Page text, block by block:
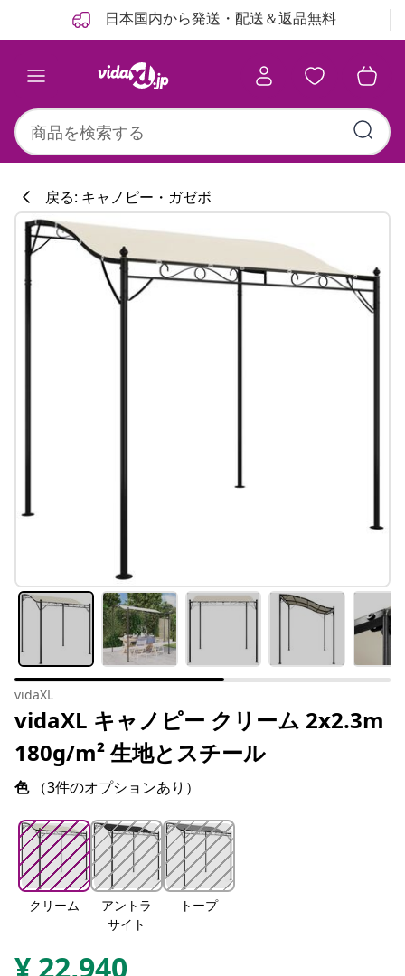
日本国内から発送・配送＆返品無料
戻る: キャノピー・ガゼボ
vidaXL
vidaXL キャノピー クリーム 2x2.3m
180g/m² 生地とスチール
色 （3件のオプションあり）
クリーム
アントラ
サイト
トープ
¥ 22,940